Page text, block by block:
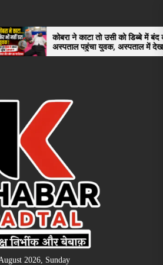
कोबरा ने काटा तो उसी को डिब्बे में बंद कर
अस्पताल पहुंचा युवक, अस्पताल में देखकर डॉक्टर
भी रह गए हैरान
2026, Sunday